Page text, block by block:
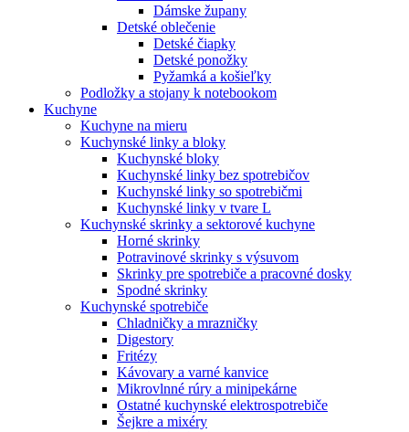
Dámske župany
Detské oblečenie
Detské čiapky
Detské ponožky
Pyžamká a košieľky
Podložky a stojany k notebookom
Kuchyne
Kuchyne na mieru
Kuchynské linky a bloky
Kuchynské bloky
Kuchynské linky bez spotrebičov
Kuchynské linky so spotrebičmi
Kuchynské linky v tvare L
Kuchynské skrinky a sektorové kuchyne
Horné skrinky
Potravinové skrinky s výsuvom
Skrinky pre spotrebiče a pracovné dosky
Spodné skrinky
Kuchynské spotrebiče
Chladničky a mrazničky
Digestory
Fritézy
Kávovary a varné kanvice
Mikrovlnné rúry a minipekárne
Ostatné kuchynské elektrospotrebiče
Šejkre a mixéry